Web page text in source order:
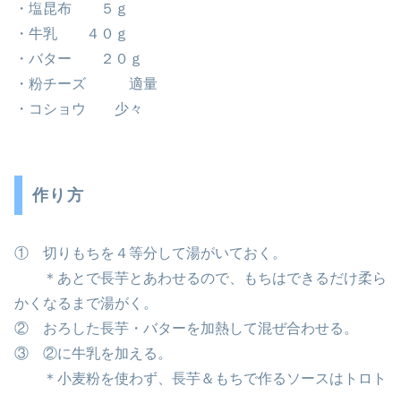
・塩昆布 ５ｇ
・牛乳 ４０ｇ
・バター ２０ｇ
・粉チーズ 適量
・コショウ 少々
作り方
① 切りもちを４等分して湯がいておく。
＊あとで長芋とあわせるので、もちはできるだけ柔ら
かくなるまで湯がく。
② おろした長芋・バターを加熱して混ぜ合わせる。
③ ②に牛乳を加える。
＊小麦粉を使わず、長芋＆もちで作るソースはトロト